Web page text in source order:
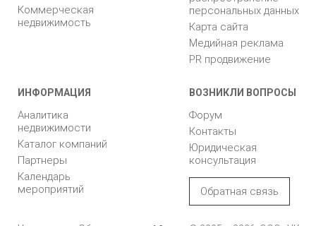
Коммерческая
недвижимость
персональных данных
Карта сайта
Медийная реклама
PR продвижение
ИНФОРМАЦИЯ
Аналитика
недвижимости
Каталог компаний
Партнеры
Календарь
мероприятий
ВОЗНИКЛИ ВОПРОСЫ
Форум
Контакты
Юридическая
консультация
Обратная связь